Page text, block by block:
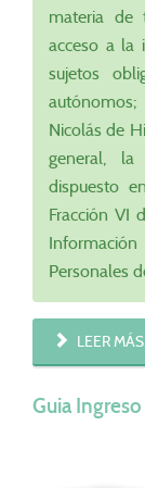
materia de
acceso a la
sujetos
Nicolás de
general,
dispuesto
Fracción VI
Personales
LEER
Guia